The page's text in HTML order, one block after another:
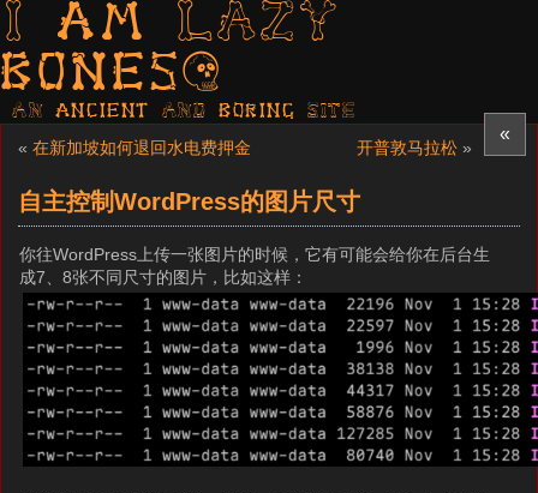
I am LAZY
bones?
AN ancient AND boring SITE
«
« 在新加坡如何退回水电费押金 开普敦马拉松 »
自主控制WordPress的图片尺寸
你往WordPress上传一张图片的时候，它有可能会给你在后台生
成7、8张不同尺寸的图片，比如这样：